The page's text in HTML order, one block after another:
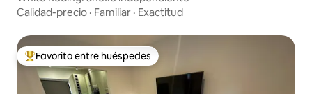
Calidad-precio · Familiar · Exactitud
Favorito entre huéspedes preferido
Favorito entre huéspedes